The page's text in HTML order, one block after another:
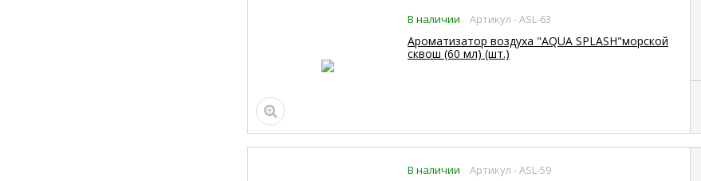
В наличии Артикул - ASL-63
Ароматизатор воздуха "AQUA SPLASH"морской
сквош (60 мл) (шт.)
В наличии Артикул - ASL-59